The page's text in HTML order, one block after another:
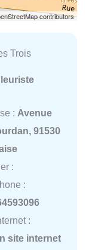
contributors
Trois
: Avenue
91530
:
:
:
site internet